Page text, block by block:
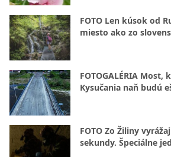
FOTO Len kúsok od
miesto ako zo
FOTOGALÉRIA
Kysučania naň budú
FOTO Zo Žiliny
sekundy. Špeciálne